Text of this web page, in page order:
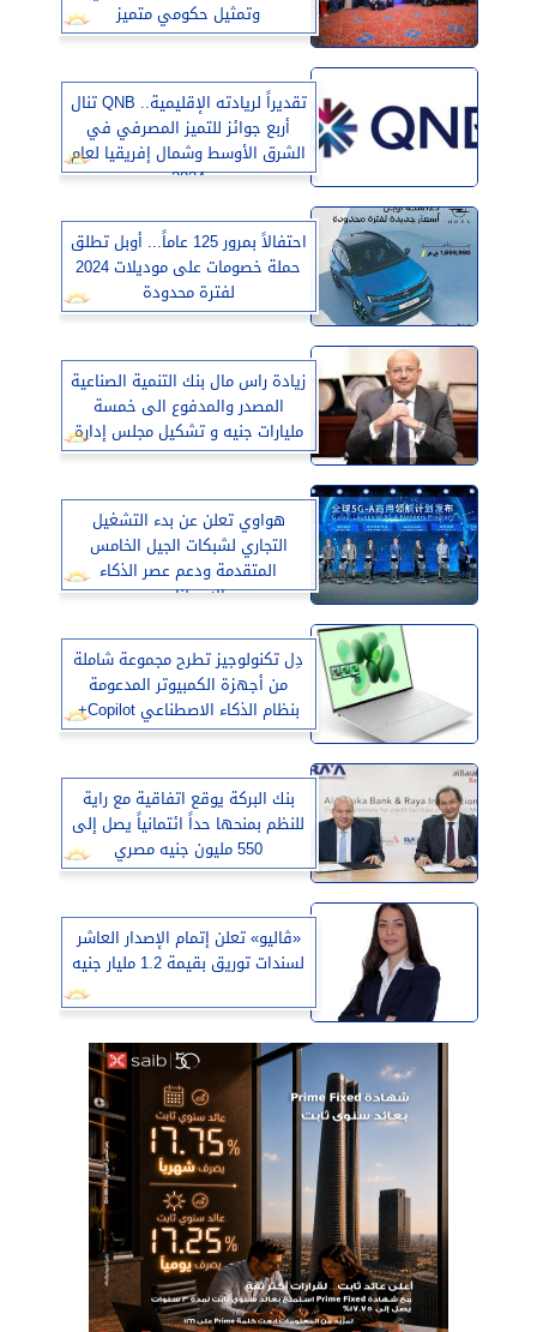
وتمثيل حكومي متميز
تقديراً لريادته الإقليمية.. QNB تنال
أربع جوائز للتميز المصرفي في
الشرق الأوسط وشمال إفريقيا لعام
2024
احتفالاً بمرور 125 عاماً... أوبل تطلق
حملة خصومات على موديلات 2024
لفترة محدودة
زيادة راس مال بنك التنمية الصناعية
المصدر والمدفوع الى خمسة
مليارات جنيه و تشكيل مجلس إدارة
جديد
هواوي تعلن عن بدء التشغيل
التجاري لشبكات الجيل الخامس
المتقدمة ودعم عصر الذكاء
الاصطناعي
دِل تكنولوجيز تطرح مجموعة شاملة
من أجهزة الكمبيوتر المدعومة
بنظام الذكاء الاصطناعي Copilot+
بنك البركة يوقع اتفاقية مع راية
للنظم بمنحها حداً ائتمانياً يصل إلى
550 مليون جنيه مصري
«ڤاليو» تعلن إتمام الإصدار العاشر
لسندات توريق بقيمة 1.2 مليار جنيه